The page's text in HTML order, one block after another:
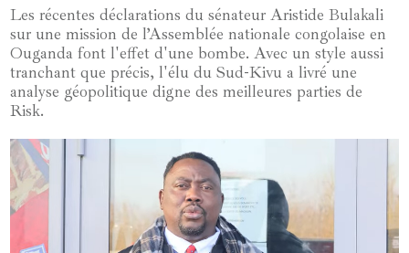
Les récentes déclarations du sénateur Aristide Bulakali
sur une mission de l’Assemblée nationale congolaise en
Ouganda font l'effet d'une bombe. Avec un style aussi
tranchant que précis, l'élu du Sud-Kivu a livré une
analyse géopolitique digne des meilleures parties de
Risk.